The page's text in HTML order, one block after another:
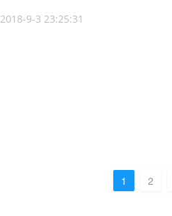
2018-9-3 23:25:31
1 2